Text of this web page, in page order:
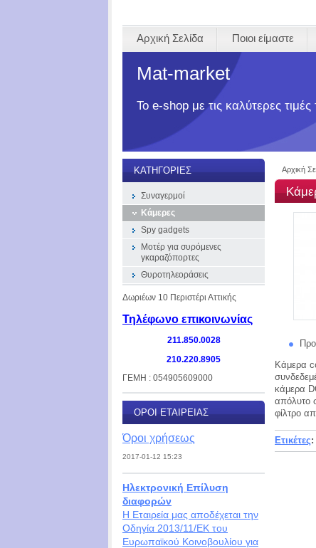
Αρχική Σελίδα Ποιοι είμαστε
Mat-market
Το e-shop με τις καλύτερες
Αρχική
Κάμερα
κάμερα
απόλυτο
φίλτρο
Ετικέτες:
ΚΑΤΗΓΟΡΊΕΣ
Συναγερμοί
Κάμερες
Spy gadgets
Μοτέρ για συρόμενες
γκαραζόπορτες
Θυροτηλεοράσεις
Δωριέων 10 Περιστέρι Αττικής
Τηλέφωνο επικοινωνίας
211.850.0028
210.220.8905
ΓΕΜΗ : 054905609000
ΌΡΟΙ ΕΤΑΙΡΕΊΑΣ
Όροι χρήσεως
2017-01-12 15:23
Ηλεκτρονική Επίλυση
διαφορών
Η Εταιρεία μας αποδέχεται την
Οδηγία 2013/11/ΕΚ του
Ευρωπαϊκού Κοινοβουλίου για